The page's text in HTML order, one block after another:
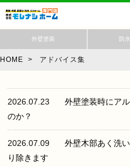
外壁塗装 防
HOME > アドバイス集
2026.07.23
外壁塗装時にア
のか？
2026.07.09
外壁木部あく洗
り除きます